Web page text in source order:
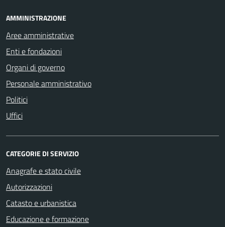
AMMINISTRAZIONE
Aree amministrative
Enti e fondazioni
Organi di governo
Personale amministrativo
Politici
Uffici
CATEGORIE DI SERVIZIO
Anagrafe e stato civile
Autorizzazioni
Catasto e urbanistica
Educazione e formazione